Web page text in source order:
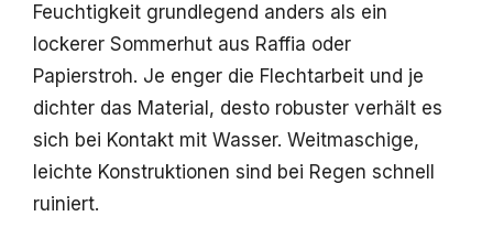
Feuchtigkeit grundlegend anders als ein
lockerer Sommerhut aus Raffia oder
Papierstroh. Je enger die Flechtarbeit und je
dichter das Material, desto robuster verhält es
sich bei Kontakt mit Wasser. Weitmaschige,
leichte Konstruktionen sind bei Regen schnell
ruiniert.